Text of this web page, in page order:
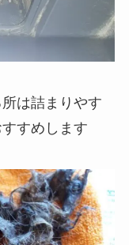
は詰まりやす
すめします